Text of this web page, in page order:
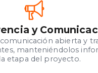
y
abierta y
manteniéndolos
etapa del proyecto.